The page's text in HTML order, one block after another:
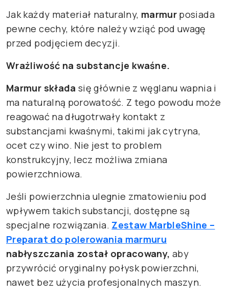
Jak każdy materiał naturalny, marmurposiada
pewne cechy, które należy wziąć pod uwagę
przed podjęciem decyzji.
Wrażliwość na substancje kwaśne.
Marmur składa się głównie z węglanu wapnia i
ma naturalną porowatość. Z tego powodu może
reagować na długotrwały kontakt z
substancjami kwaśnymi, takimi jak cytryna,
ocet czy wino. Nie jest to problem
konstrukcyjny, lecz możliwa zmiana
powierzchniowa.
Jeśli powierzchnia ulegnie zmatowieniu pod
wpływem takich substancji, dostępne są
specjalne rozwiązania. Zestaw MarbleShine –
Preparat do polerowania marmuru
nabłyszczania został opracowany, aby
przywrócić oryginalny połysk powierzchni,
nawet bez użycia profesjonalnych maszyn.